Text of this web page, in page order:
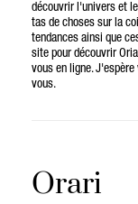
découvrir l'univers et
tas de choses sur la
tendances ainsi que
site pour découvrir
vous en ligne.
vous.
Orari